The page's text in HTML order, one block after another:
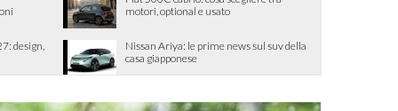
motori, optional e usato
design,
Nissan Ariya: le prime news sul suv della
casa giapponese